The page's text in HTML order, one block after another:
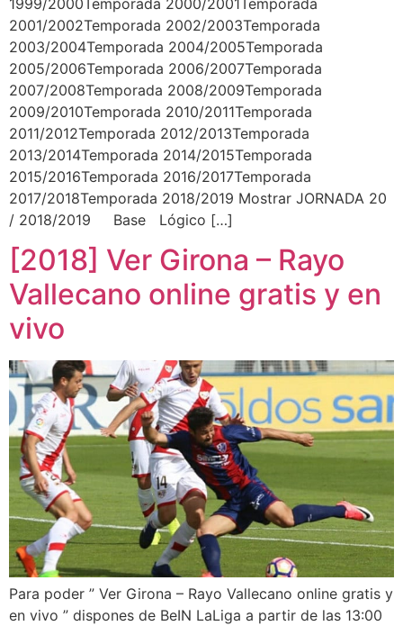
2001/2002Temporada 2002/2003Temporada
2003/2004Temporada 2004/2005Temporada
2005/2006Temporada 2006/2007Temporada
2007/2008Temporada 2008/2009Temporada
2009/2010Temporada 2010/2011Temporada
2011/2012Temporada 2012/2013Temporada
2013/2014Temporada 2014/2015Temporada
2015/2016Temporada 2016/2017Temporada
2017/2018Temporada 2018/2019 Mostrar JORNADA 20
/ 2018/2019 Base Lógico […]
[2018] Ver Girona – Rayo
Vallecano online gratis y en
vivo
Para poder ” Ver Girona – Rayo Vallecano online gratis y
en vivo ” dispones de BeIN LaLiga a partir de las 13:00